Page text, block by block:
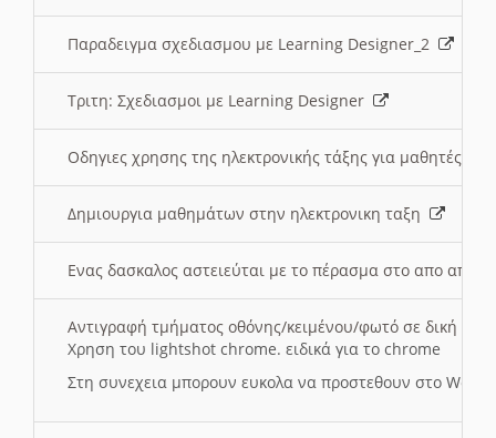
Παραδειγμα σχεδιασμου με Learning Designer_2
Τριτη: Σχεδιασμοι με Learning Designer
Οδηγιες χρησης της ηλεκτρονικής τάξης για μαθητές
Δημιουργια μαθημάτων στην ηλεκτρονικη ταξη
Ενας δασκαλος αστειεύται με το πέρασμα στο απο
Αντιγραφή τμήματος οθόνης/κειμένου/φωτό σε δική
Χρηση του lightshot chrome. ειδικά για το chrome
Στη συνεχεια μπορουν ευκολα να προστεθουν στο Word